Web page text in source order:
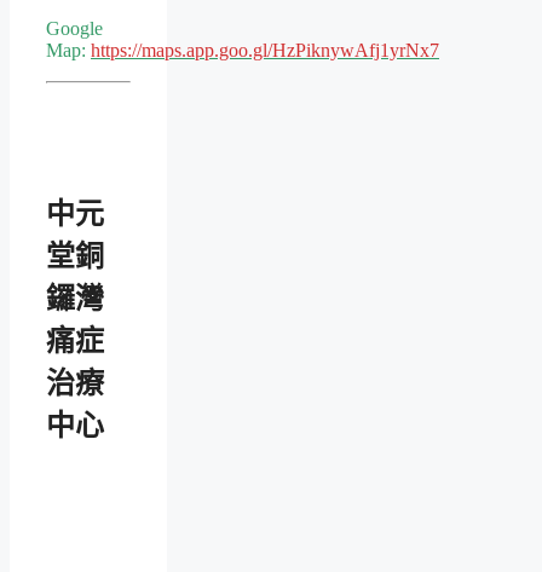
Google
Map: https://maps.app.goo.gl/HzPiknywAfj1yrNx7
中元
堂銅
鑼灣
痛症
治療
中心